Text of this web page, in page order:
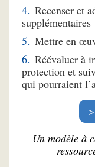
Recenser et
supplémentaires
Mettre en
Réévaluer à
protection et
qui pourraient
Un modèle à